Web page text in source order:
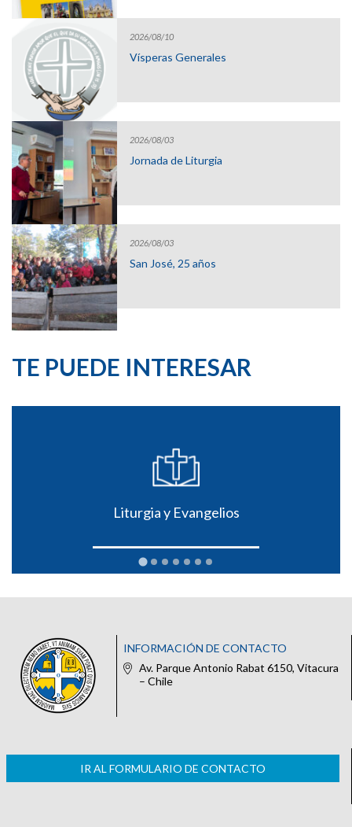
2026/08/10
Vísperas Generales
2026/08/03
Jornada de Liturgia
2026/08/03
San José, 25 años
TE PUEDE INTERESAR
Liturgia y Evangelios
INFORMACIÓN DE CONTACTO
Av. Parque Antonio Rabat 6150, Vitacura
– Chile
IR AL FORMULARIO DE CONTACTO